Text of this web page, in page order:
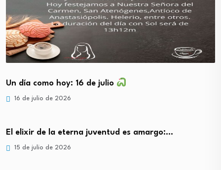
Un día como hoy: 16 de julio
16 de julio de 2026
El elixir de la eterna juventud es amargo:…
15 de julio de 2026